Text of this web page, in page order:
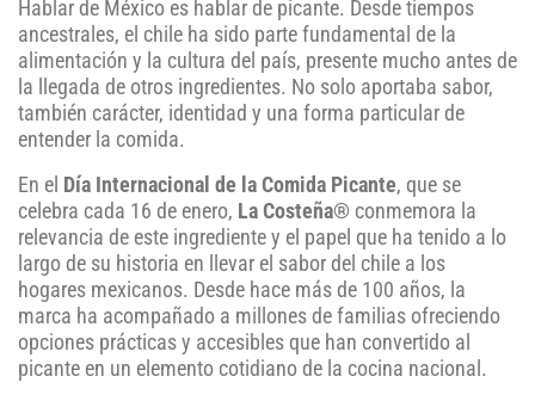
Hablar de México es hablar de picante. Desde tiempos
ancestrales, el chile ha sido parte fundamental de la
alimentación y la cultura del país, presente mucho antes de
la llegada de otros ingredientes. No solo aportaba sabor,
también carácter, identidad y una forma particular de
entender la comida.
En el Día Internacional de la Comida Picante, que se
celebra cada 16 de enero, La Costeña® conmemora la
relevancia de este ingrediente y el papel que ha tenido a lo
largo de su historia en llevar el sabor del chile a los
hogares mexicanos. Desde hace más de 100 años, la
marca ha acompañado a millones de familias ofreciendo
opciones prácticas y accesibles que han convertido al
picante en un elemento cotidiano de la cocina nacional.